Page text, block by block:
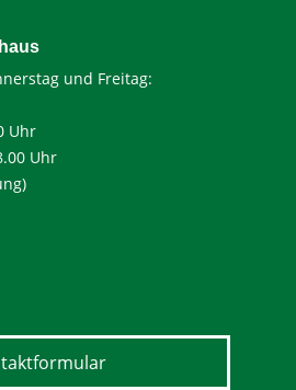
und Freitag:
Uhr
Uhr